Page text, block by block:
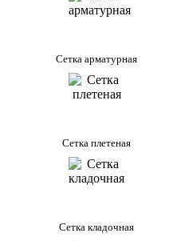
Сетка арматурная
Сетка плетеная
Сетка кладочная